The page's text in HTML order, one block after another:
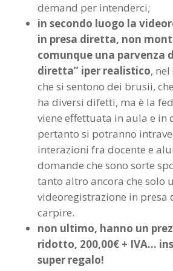
demand per intenderci;
in secondo luogo la
in presa diretta, non
comunque una parvenza
diretta” iper realistico, nel
che si sentono dei brusii,
ha diversi difetti, ma è la
viene effettuata in aula e in
pertanto si potranno
interazioni fra docente e
domande che sono sorte
tanto altro ancora che solo
videoregistrazione in presa
carpire.
non ultimo, hanno un
ridotto, 200,00€ + IVA…
super regalo!